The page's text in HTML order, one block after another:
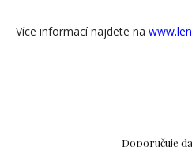
Více informací najdete na
Doporučuje